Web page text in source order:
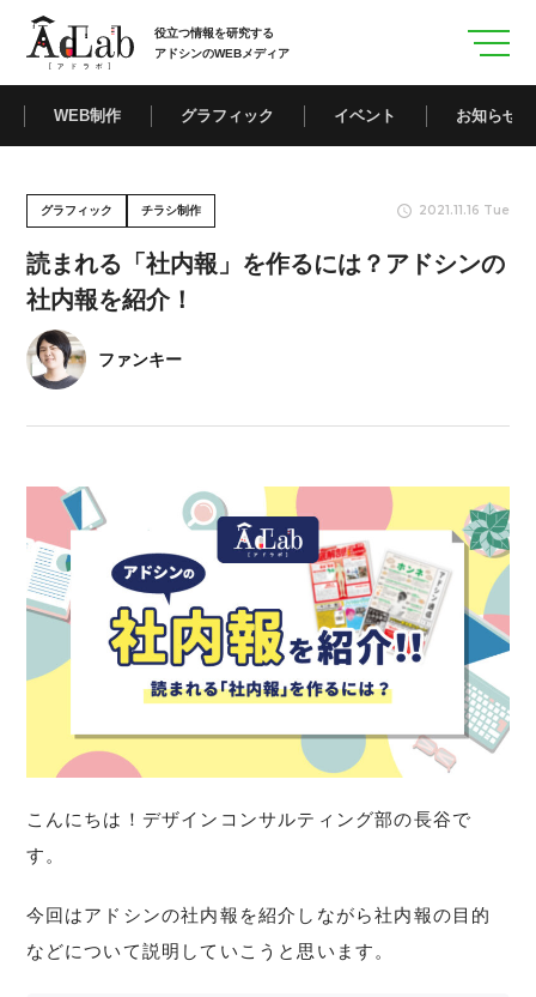
役立つ情報を研究する
アドシンのWEBメディア
WEB制作 グラフィック イベント お知らせ
グラフィック チラシ制作 2021.11.16 Tue
読まれる「社内報」を作るには？アドシンの
社内報を紹介！
ファンキー
こんにちは！デザインコンサルティング部の長谷で
す。
今回はアドシンの社内報を紹介しながら社内報の目的
などについて説明していこうと思います。